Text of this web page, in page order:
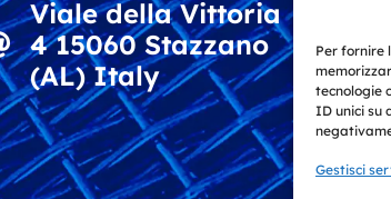
Per fornire
tecnologie
ID unici su
Gestisci
Viale della Vittoria
4 15060 Stazzano
(AL) Italy